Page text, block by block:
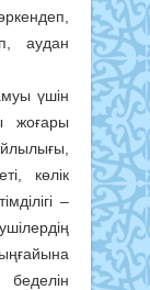
аудан
үшін
жоғары
көлік
–